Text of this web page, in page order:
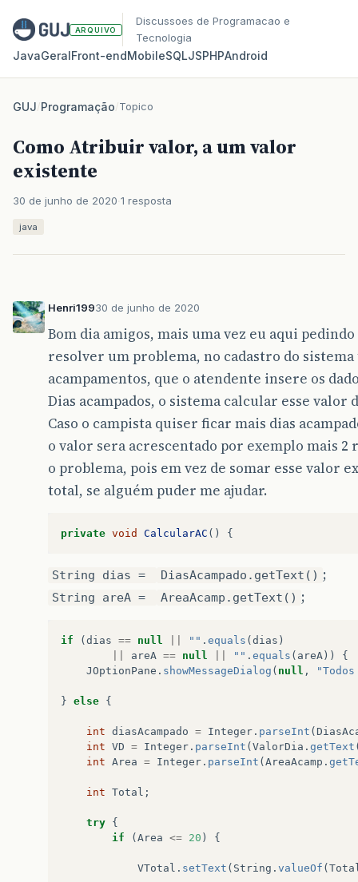
ARQUIVO
Discussoes de Programacao e
Tecnologia
JavaGeralFront‑endMobileSQLJSPHPAndroid
GUJ/Programação/Topico
Como Atribuir valor, a um valor
existente
30 de junho de 2020 1 resposta
java
Henri19930 de junho de 2020
Bom dia amigos, mais uma vez eu aqui
resolver um problema, no cadastro do
acampamentos, que o atendente insere os
Dias acampados, o sistema calcular esse valor
Caso o campista quiser ficar mais dias
o valor sera acrescentado por exemplo mais
o problema, pois em vez de somar esse valor
total, se alguém puder me ajudar.
private void CalcularAC () {
String dias = DiasAcampado.getText() ;
String areA = AreaAcamp.getText() ;
if ( dias == null "" . equals ( dias )
areA == null "" . equals ( areA ))
{
JOptionPane . showMessageDialog ( null ,
} else {
int diasAcampado = Integer . parseInt (
int VD = Integer . parseInt ( ValorDia . getText
int Area = Integer . parseInt ( AreaAcamp .
int Total ;
try {
if
( Area <= 20 ) {
VTotal . setText ( String . valueOf (